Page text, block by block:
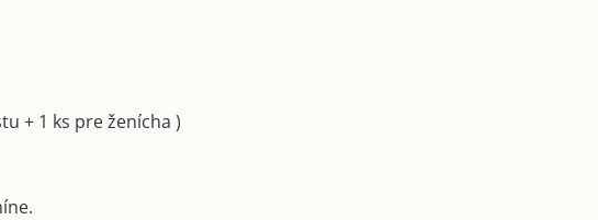
+ 1 ks pre ženícha )